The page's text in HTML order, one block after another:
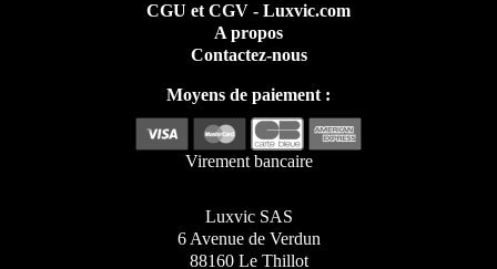
CGU et CGV - Luxvic.com
A propos
Contactez-nous
Moyens de paiement :
Virement bancaire
Luxvic SAS
6 Avenue de Verdun
88160 Le Thillot